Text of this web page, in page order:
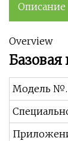
Описание
Overview
Модель №.